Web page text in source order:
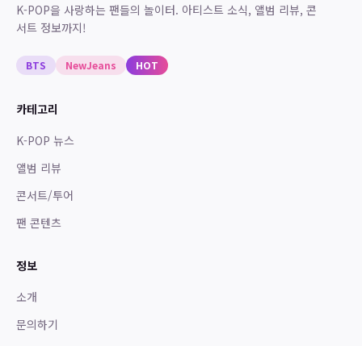
K-POP을 사랑하는 팬들의 놀이터. 아티스트 소식, 앨범 리뷰, 콘
서트 정보까지!
BTS NewJeans HOT
카테고리
K-POP 뉴스
앨범 리뷰
콘서트/투어
팬 콘텐츠
정보
소개
문의하기